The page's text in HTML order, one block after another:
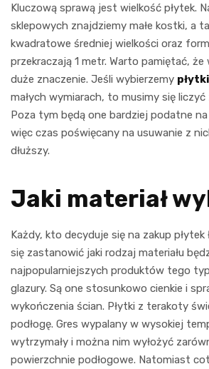
Kluczową sprawą jest wielkość płytek.
sklepowych znajdziemy małe kostki, a
kwadratowe średniej wielkości oraz
przekraczają 1 metr. Warto pamiętać, że
duże znaczenie. Jeśli wybierzemy
małych wymiarach, to musimy się
Poza tym będą one bardziej podatne
więc czas poświęcany na usuwanie z
dłuższy.
Jaki materiał
Każdy, kto decyduje się na zakup płytek
się zastanowić jaki rodzaj materiału
najpopularniejszych produktów tego
glazury. Są one stosunkowo cienkie i
wykończenia ścian. Płytki z terakoty
podłogę. Gres wypalany w wysokiej
wytrzymały i można nim wyłożyć
powierzchnie podłogowe. Natomiast